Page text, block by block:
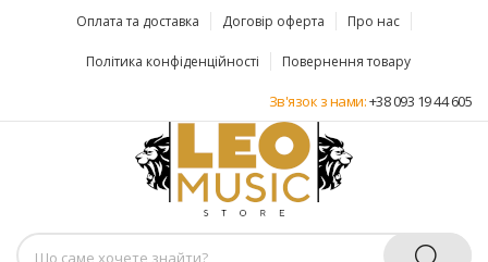
Оплата та доставка Договір оферта Про нас
Політика конфіденційності Повернення товару
Зв'язок з нами:+38 093 19 44 605